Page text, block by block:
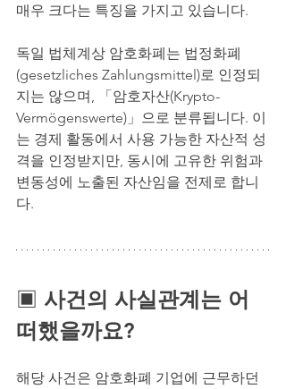
매우 크다는 특징을 가지고 있습니다.
독일 법체계상 암호화폐는 법정화폐
(gesetzliches Zahlungsmittel)로 인정되
지는 않으며, 「암호자산(Krypto-
Vermögenswerte)」으로 분류됩니다. 이
는 경제 활동에서 사용 가능한 자산적 성
격을 인정받지만, 동시에 고유한 위험과
변동성에 노출된 자산임을 전제로 합니
다.
▣ 사건의 사실관계는 어
떠했을까요?
해당 사건은 암호화폐 기업에 근무하던